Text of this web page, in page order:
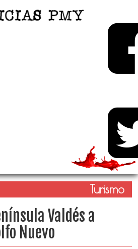
Turismo
Valdés a
Nuevo